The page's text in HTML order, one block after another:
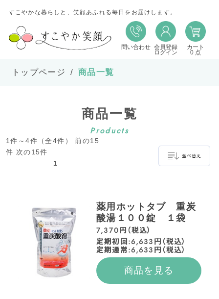
すこやかな暮らしと、笑顔あふれる毎日をお届けします。
問い合わせ 会員登録
ログイン
カート
0 点
トップページ 商品一覧
商品一覧
Products
1件～4件（全4件） 前の15
件 次の15件
1
並び替え
表示件数
薬用ホットタブ 重炭
酸湯１００錠 １袋
7,370円（税込）
定期初回:6,633円（税込）
定期通常:6,633円（税込）
商品を見る